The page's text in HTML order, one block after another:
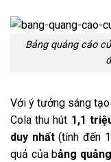
Bảng quảng cáo
Với ý tưởng sáng
Cola thu hút 1,1
duy nhất(tính đến
quả của bảng